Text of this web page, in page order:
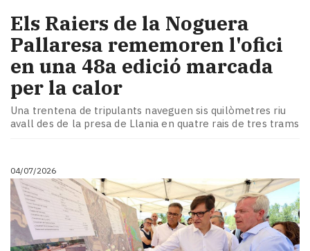
​Els Raiers de la Noguera
Pallaresa rememoren l'ofici
en una 48a edició marcada
per la calor
Una trentena de tripulants naveguen sis quilòmetres riu
avall des de la presa de Llania en quatre rais de tres trams
04/07/2026